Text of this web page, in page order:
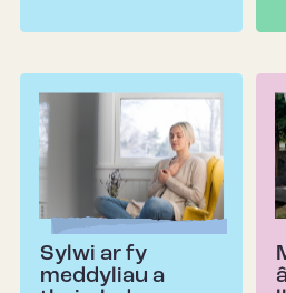
Sylwi ar fy
meddyliau a